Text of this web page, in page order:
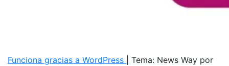
Funciona gracias a WordPress
Tema: News Way por